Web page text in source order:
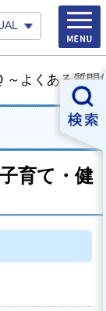
～よくある質
育て・健